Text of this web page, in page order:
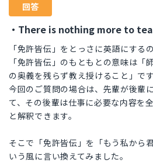
回答
・There is nothing more to
「免許皆伝」をとっさに英語にする
「免許皆伝」のもともとの意味は「
の奥義を残らず教え授けること」です
今回のご質問の場合は、先輩が後輩
て、その後輩は仕事に必要な内容を
と解釈できます。
そこで「免許皆伝」を「もう私から
いう風に言い換えてみました。